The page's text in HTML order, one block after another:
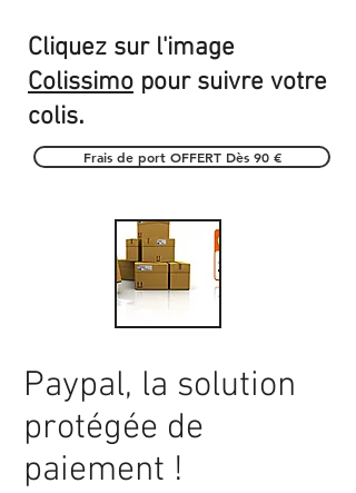
Cliquez sur l'image
Colissimo pour suivre votre
colis.
Frais de port OFFERT Dès 90 €
Paypal, la solution
protégée de
paiement !